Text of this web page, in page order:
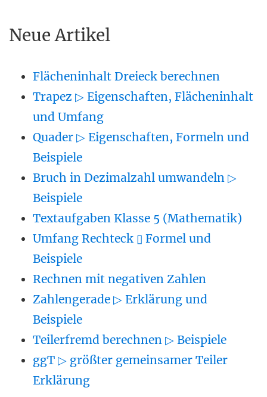
Neue Artikel
Flächeninhalt Dreieck berechnen
Trapez ▷ Eigenschaften, Flächeninhalt
und Umfang
Quader ▷ Eigenschaften, Formeln und
Beispiele
Bruch in Dezimalzahl umwandeln ▷
Beispiele
Textaufgaben Klasse 5 (Mathematik)
Umfang Rechteck ▯ Formel und
Beispiele
Rechnen mit negativen Zahlen
Zahlengerade ▷ Erklärung und
Beispiele
Teilerfremd berechnen ▷ Beispiele
ggT ▷ größter gemeinsamer Teiler
Erklärung